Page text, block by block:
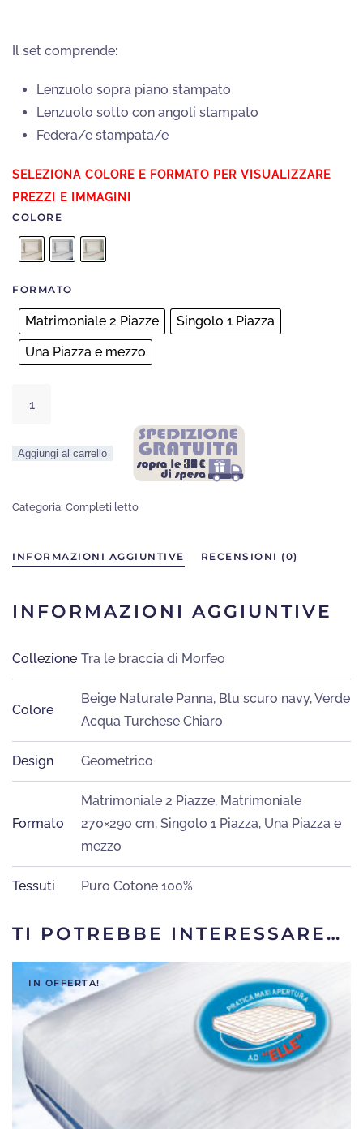
Il set comprende:
Lenzuolo sopra piano stampato
Lenzuolo sotto con angoli stampato
Federa/e stampata/e
COLORE
FORMATO
Matrimoniale 2 Piazze
Singolo 1 Piazza
Una Piazza e mezzo
quantità
Aggiungi al carrello
Categoria: Completi letto
INFORMAZIONI AGGIUNTIVE RECENSIONI (0)
INFORMAZIONI AGGIUNTIVE
Collezione Tra le braccia di Morfeo
Colore
Beige Naturale Panna, Blu scuro navy,Verde
Acqua Turchese Chiaro
Design Geometrico
Formato
Matrimoniale 2 Piazze, Matrimoniale
270×290 cm, Singolo 1 Piazza, Una Piazza e
mezzo
Tessuti Puro Cotone 100%
TI POTREBBE INTERESSARE…
IN OFFERTA!